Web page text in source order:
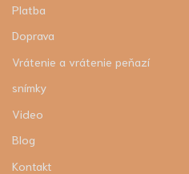
Platba
Doprava
Vrátenie a vrátenie peňazí
snímky
Video
Blog
Kontakt